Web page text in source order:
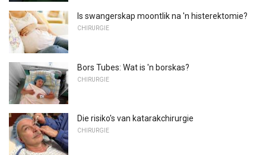
Is swangerskap moontlik na 'n histerektomie?
CHIRURGIE
Bors Tubes: Wat is 'n borskas?
CHIRURGIE
Die risiko's van katarakchirurgie
CHIRURGIE